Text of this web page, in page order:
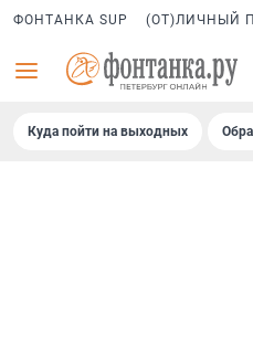
ФОНТАНКА SUP (ОТ)ЛИЧНЫЙ
Куда пойти на выходных